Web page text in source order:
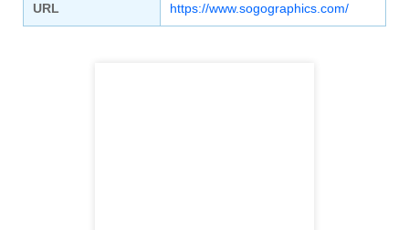
URL https://www.sogographics.com/